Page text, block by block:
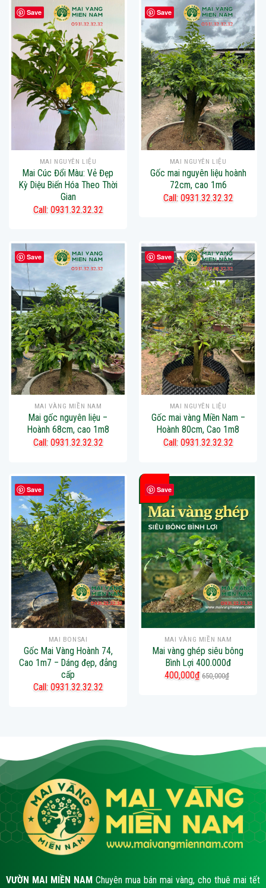
Save
MAI NGUYÊN LIỆU
Mai Cúc Đổi Màu: Vẻ Đẹp
Kỳ Diệu Biến Hóa Theo Thời
Gian
Call: 0931.32.32.32
Save
MAI NGUYÊN LIỆU
Gốc mai nguyên liệu hoành
72cm, cao 1m6
Call: 0931.32.32.32
Save
MAI VÀNG MIỀN NAM
Mai gốc nguyên liệu –
Hoành 68cm, cao 1m8
Call: 0931.32.32.32
Save
MAI NGUYÊN LIỆU
Gốc mai vàng Miền Nam –
Hoành 80cm, Cao 1m8
Call: 0931.32.32.32
Save
MAI BONSAI
Gốc Mai Vàng Hoành 74,
Cao 1m7 – Dáng đẹp, đẳng
cấp
Call: 0931.32.32.32
Save
-38%
MAI VÀNG MIỀN NAM
Mai vàng ghép siêu bông
Bình Lợi 400.000đ
400,000₫ 650,000₫
VƯỜN MAI MIỀN NAMChuyên mua bán mai vàng, cho thuê mai tết